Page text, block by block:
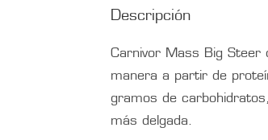
Descripción
Carnivor Mass Big Steer
manera a partir de
gramos de
más delgada.